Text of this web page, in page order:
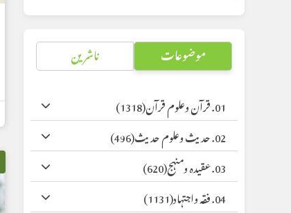
موضوعات ناشرین
01. قرآن وعلوم قرآن
(1318)
02. حدیث وعلوم حدیث
(496)
03. عقیدہ ومنہج
(620)
04. فقہ واجتہاد
(1131)